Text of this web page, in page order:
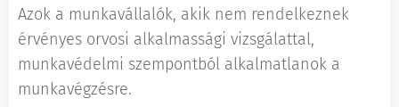
Azok a munkavállalók, akik nem rendelkeznek
érvényes orvosi alkalmassági vizsgálattal,
munkavédelmi szempontból alkalmatlanok a
munkavégzésre.